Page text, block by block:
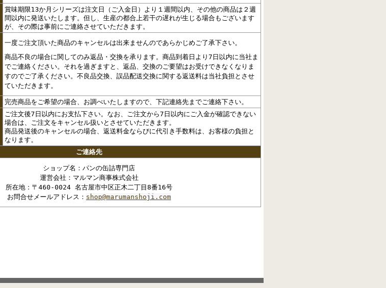
賞味期限13か月シリーズは注文日（ご入金日）より１週間以内、その他の商品は２週
間以内に発送いたします。但し、生産の都合上若干の遅れが生じる場合もございます
が、その際は事前にご連絡させていただきます。
一度ご注文頂いた商品のキャンセルは出来ませんのであらかじめご了承下さい。
商品不良の場合に関してのみ返品・交換を承ります。商品到着日より7日以内に当社ま
でご連絡ください。それを過ぎますと、返品、交換のご要望はお受けできなくなりま
すのでご了承ください。不良品交換、誤品配送交換に関する返送料は当社負担とさせ
ていただきます。
完売商品をご希望の場合、お調べいたしますので、下記連絡先までご連絡下さい。
ご注文後7日以内にお支払下さい。なお、ご注文から7日以内にご入金が確認できない
場合は、ご注文をキャンセル扱いとさせていただきます。
商品発送後のキャンセルの場合、返送料金ならびに代引き手数料は、お客様の負担と
なります。
ご連絡先
ショップ名：パンの缶詰専門店
運営会社：マルマン商事株式会社
所在地：〒460-0024 名古屋市中区正木二丁目8番16号
お問合せメールアドレス： shop@marumanshoji.com